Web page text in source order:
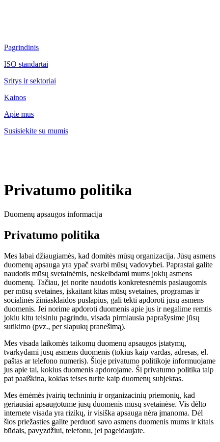
Pagrindinis
ISO standartai
Sritys ir sektoriai
Kainos
Apie mus
Susisiekite su mumis
Privatumo politika
Duomenų apsaugos informacija
Privatumo politika
Mes labai džiaugiamės, kad domitės mūsų organizacija. Jūsų asmens
duomenų apsauga yra ypač svarbi mūsų vadovybei. Paprastai galite
naudotis mūsų svetainėmis, neskelbdami mums jokių asmens
duomenų. Tačiau, jei norite naudotis konkretesnėmis paslaugomis
per mūsų svetaines, įskaitant kitas mūsų svetaines, programas ir
socialinės žiniasklaidos puslapius, gali tekti apdoroti jūsų asmens
duomenis. Jei norime apdoroti duomenis apie jus ir negalime remtis
jokiu kitu teisiniu pagrindu, visada pirmiausia paprašysime jūsų
sutikimo (pvz., per slapukų pranešimą).
Mes visada laikomės taikomų duomenų apsaugos įstatymų,
tvarkydami jūsų asmens duomenis (tokius kaip vardas, adresas, el.
paštas ar telefono numeris). Šioje privatumo politikoje informuojame
jus apie tai, kokius duomenis apdorojame. Ši privatumo politika taip
pat paaiškina, kokias teises turite kaip duomenų subjektas.
Mes ėmėmės įvairių techninių ir organizacinių priemonių, kad
geriausiai apsaugotume jūsų duomenis mūsų svetainėse. Vis dėlto
internete visada yra rizikų, ir visiška apsauga nėra įmanoma. Dėl
šios priežasties galite perduoti savo asmens duomenis mums ir kitais
būdais, pavyzdžiui, telefonu, jei pageidaujate.